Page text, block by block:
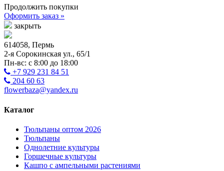
Продолжить покупки
Оформить заказ »
закрыть
614058, Пермь
2-я Сорокинская ул., 65/1
Пн-вс: с 8:00 до 18:00
+7 929 231 84 51
204 60 63
flowerbaza@yandex.ru
Каталог
Тюльпаны оптом 2026
Тюльпаны
Однолетние культуры
Горшечные культуры
Кашпо с ампельными растениями